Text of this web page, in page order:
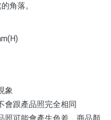
角落。
象
會跟產品照完全相同